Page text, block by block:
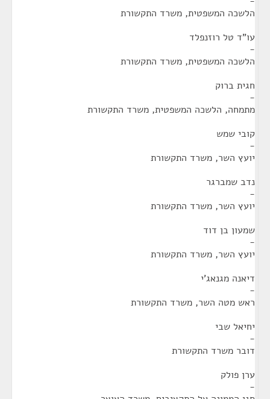
הלשכה המשפטית, משרד התקשורת
עו"ד טל רוזנפלד
-
הלשכה המשפטית, משרד התקשורת
חגית ברוק
-
מתמחה, הלשכה המשפטית, משרד התקשורת
קובי שמש
-
יועץ השר, משרד התקשורת
נדב שמברגר
-
יועץ השר, משרד התקשורת
שמעון בן דוד
-
יועץ השר, משרד התקשורת
דיאנה מגנאג'י
-
ראש מטה השר, משרד התקשורת
יחיאל שבי
-
דובר משרד התקשורת
ערן פולק
-